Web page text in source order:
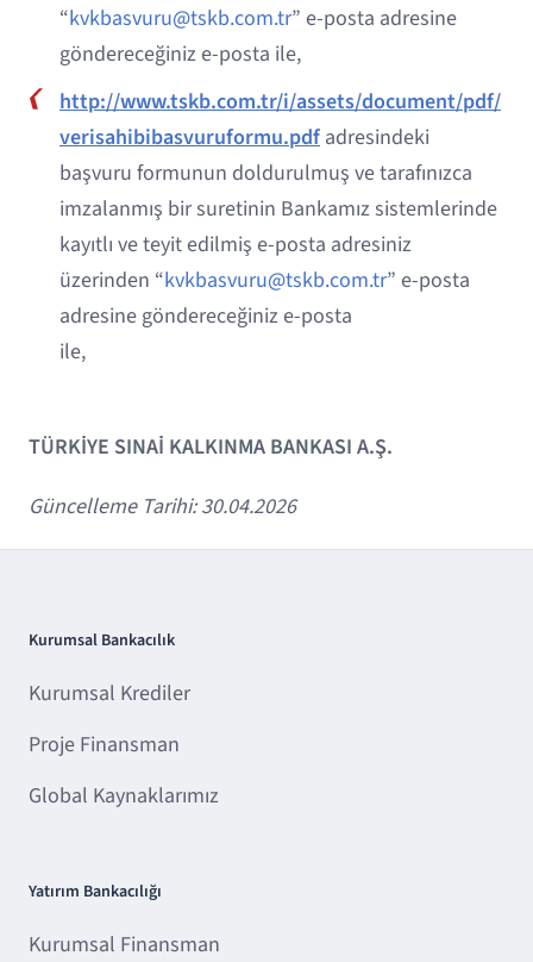
“kvkbasvuru@tskb.com.tr” e-posta adresine
göndereceğiniz e-posta ile,
http://www.tskb.com.tr/i/assets/document/pdf/
verisahibibasvuruformu.pdf adresindeki
başvuru formunun doldurulmuş ve tarafınızca
imzalanmış bir suretinin Bankamız sistemlerinde
kayıtlı ve teyit edilmiş e-posta adresiniz
üzerinden “kvkbasvuru@tskb.com.tr” e-posta
adresine göndereceğiniz e-posta
ile,
TÜRKİYE SINAİ KALKINMA BANKASI A.Ş.
Güncelleme Tarihi: 30.04.2026
Kurumsal Bankacılık
Kurumsal Krediler
Proje Finansman
Global Kaynaklarımız
Yatırım Bankacılığı
Kurumsal Finansman